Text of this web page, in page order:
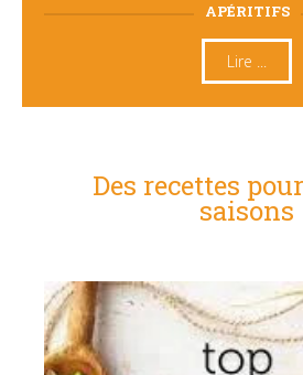
APÉRITIFS
Lire ...
Des recettes
saisons